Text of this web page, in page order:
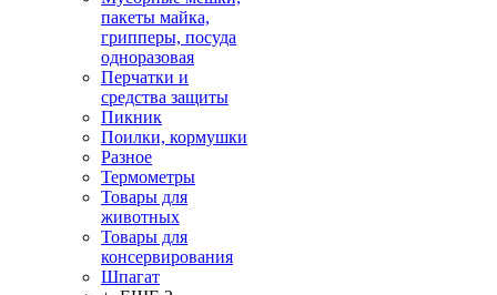
пакеты майка,
грипперы, посуда
одноразовая
Перчатки и
средства защиты
Пикник
Поилки, кормушки
Разное
Термометры
Товары для
животных
Товары для
консервирования
Шпагат